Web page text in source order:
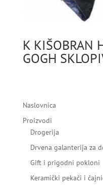
K KIŠOBRAN
GOGH
Naslovnica
Proizvodi
Drogerija
Drvena galanterija za
Gift i prigodni pokloni
Keramički pekači i